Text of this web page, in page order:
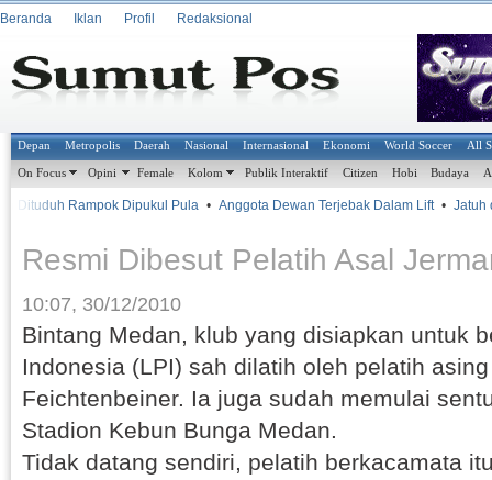
Beranda Iklan Profil Redaksional
Depan Metropolis Daerah Nasional Internasional Ekonomi World Soccer All
On Focus Opini Female Kolom Publik Interaktif Citizen Hobi Budaya
Dituduh Rampok Dipukul Pula • Anggota Dewan Terjebak Dalam Lift • Jatuh
Resmi Dibesut Pelatih Asal
10:07, 30/12/2010
Bintang Medan, klub yang disiapkan untuk
Indonesia (LPI) sah dilatih oleh pelatih
Feichtenbeiner. Ia juga sudah memulai
Stadion Kebun Bunga Medan.
Tidak datang sendiri, pelatih berkacamata